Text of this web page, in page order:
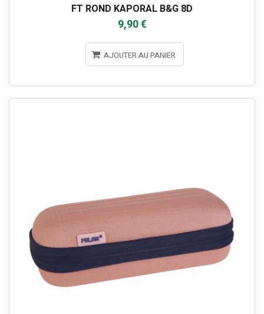
FT ROND KAPORAL B&G 8D
9,90 €
AJOUTER AU PANIER